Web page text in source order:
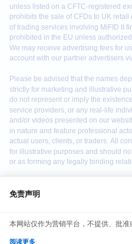
continuing to use our
cookies. See our
免责声明
本网站仅作为营销平台，不提供、批准
阅读更多